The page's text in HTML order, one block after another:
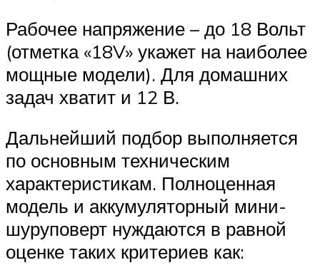
Рабочее напряжение – до 18 Вольт
(отметка «18V» укажет на наиболее
мощные модели). Для домашних
задач хватит и 12 В.
Дальнейший подбор выполняется
по основным техническим
характеристикам. Полноценная
модель и аккумуляторный мини-
шуруповерт нуждаются в равной
оценке таких критериев как: